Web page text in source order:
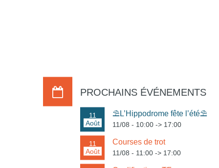
PROCHAINS ÉVÉNEMENTS
Août
11 ⛱️L’Hippodrome fête l’été⛱️
11/08 - 10:00 -> 17:00
Août
11 Courses de trot
11/08 - 11:00 -> 17:00